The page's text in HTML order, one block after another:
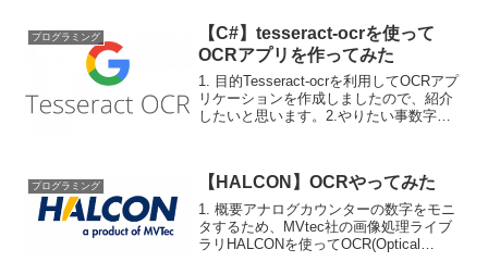
症状1motionを起動すると、ターミナル
に"...
プログラミング
【C#】tesseract-ocrを使って
OCRアプリを作ってみた
1. 目的Tesseract-ocrを利用してOCRアプ
リケーションを作成しましたので、紹介
したいと思います。2.やりたい事数字が
プログラミング 【HALCON】OCRやってみた
1. 概要アナログカウンターの数字をモニ
タするため、MVtec社の画像処理ライブ
ラリHALCONを使ってOCR(Optical